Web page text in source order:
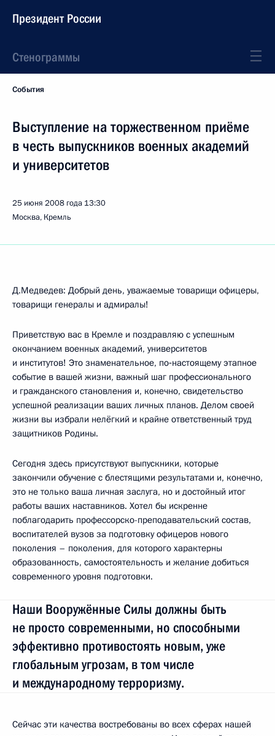
Президент России
Стенограммы
События
Выступление на торжественном приёме
в честь выпускников военных академий
и университетов
25 июня 2008 года 13:30
Москва, Кремль
Д.Медведев: Добрый день, уважаемые товарищи офицеры,
товарищи генералы и адмиралы!
Приветствую вас в Кремле и поздравляю с успешным
окончанием военных академий, университетов
и институтов! Это знаменательное, по‑настоящему этапное
событие в вашей жизни, важный шаг профессионального
и гражданского становления и, конечно, свидетельство
успешной реализации ваших личных планов. Делом своей
жизни вы избрали нелёгкий и крайне ответственный труд
защитников Родины.
Сегодня здесь присутствуют выпускники, которые
закончили обучение с блестящими результатами и, конечно,
это не только ваша личная заслуга, но и достойный итог
работы ваших наставников. Хотел бы искренне
поблагодарить профессорско-преподавательский состав,
воспитателей вузов за подготовку офицеров нового
поколения – поколения, для которого характерны
образованность, самостоятельность и желание добиться
современного уровня подготовки.
Наши Вооружённые Силы должны быть
не просто современными, но способными
эффективно противостоять новым, уже
глобальным угрозам, в том числе
и международному терроризму.
Сейчас эти качества востребованы во всех сферах нашей